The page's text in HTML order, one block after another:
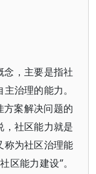
念，主要是指社
治理的能力。
案解决问题的
，社区能力就是
称为社区治理能
区能力建设”。